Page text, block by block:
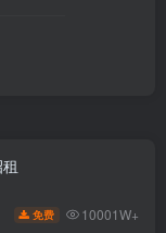
免费 10001W+